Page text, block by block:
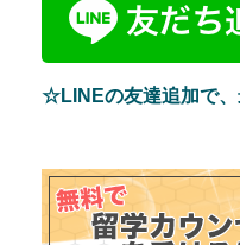
☆LINEの友達追加で、